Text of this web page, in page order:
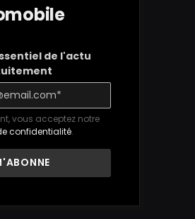
de l'actu
vous acceptez notre
confidentialité.